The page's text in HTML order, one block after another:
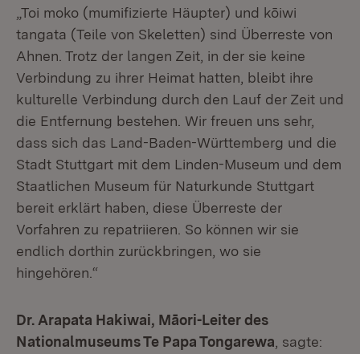
„Toi moko (mumifizierte Häupter) und kōiwi
tangata (Teile von Skeletten) sind Überreste von
Ahnen. Trotz der langen Zeit, in der sie keine
Verbindung zu ihrer Heimat hatten, bleibt ihre
kulturelle Verbindung durch den Lauf der Zeit und
die Entfernung bestehen. Wir freuen uns sehr,
dass sich das Land-Baden-Württemberg und die
Stadt Stuttgart mit dem Linden-Museum und dem
Staatlichen Museum für Naturkunde Stuttgart
bereit erklärt haben, diese Überreste der
Vorfahren zu repatriieren. So können wir sie
endlich dorthin zurückbringen, wo sie
hingehören.“
Dr. Arapata Hakiwai, Māori-Leiter des
Nationalmuseums Te Papa Tongarewa , sagte: